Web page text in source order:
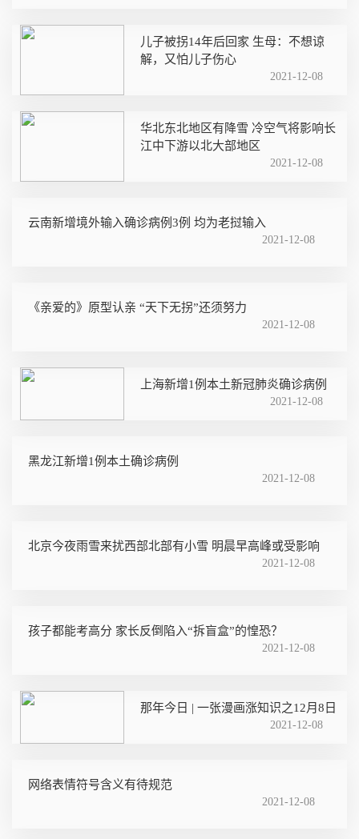
儿子被拐14年后回家 生母：不想谅
解，又怕儿子伤心
2021-12-08
华北东北地区有降雪 冷空气将影响长
江中下游以北大部地区
2021-12-08
云南新增境外输入确诊病例3例 均为老挝输入
2021-12-08
《亲爱的》原型认亲 “天下无拐”还须努力
2021-12-08
上海新增1例本土新冠肺炎确诊病例
2021-12-08
黑龙江新增1例本土确诊病例
2021-12-08
北京今夜雨雪来扰西部北部有小雪 明晨早高峰或受影响
2021-12-08
孩子都能考高分 家长反倒陷入“拆盲盒”的惶恐？
2021-12-08
那年今日 | 一张漫画涨知识之12月8日
2021-12-08
网络表情符号含义有待规范
2021-12-08